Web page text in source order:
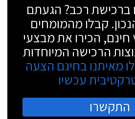
ברכישת רכב? הגעתם
קבלו מהמומחים
חינם, הכירו את מבצעי
הרכישה המיוחדות
מאיתנו בחינם הצעה
עכשיו
התקשרו